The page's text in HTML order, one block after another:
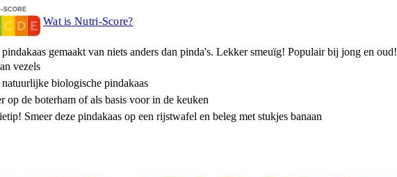
Wat is Nutri-Score?
gemaakt van niets anders dan pinda's. Lekker smeuïg! Populair bij jong en oud!
vezels
natuurlijke biologische pindakaas
op de boterham of als basis voor in de keuken
Smeer deze pindakaas op een rijstwafel en beleg met stukjes banaan